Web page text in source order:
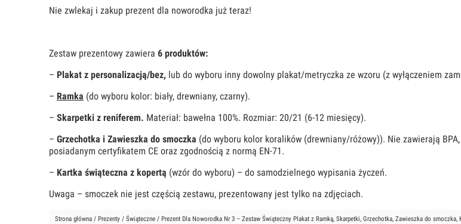
Nie zwlekaj i zakup prezent dla noworodka już teraz!
Zestaw prezentowy zawiera 6 produktów:
– Plakat z personalizacją/bez, lub do wyboru inny dowolny plakat/metryczka ze wzoru (z wyłączeniem
– Ramka (do wyboru kolor: biały, drewniany, czarny).
– Skarpetki z reniferem. Materiał: bawełna 100%. Rozmiar: 20/21 (6-12 miesięcy).
– Grzechotka i Zawieszka do smoczka (do wyboru kolor koralików (drewniany/różowy)). Nie zawierają
posiadanym certyfikatem CE oraz zgodnością z normą EN-71.
– Kartka świąteczna z kopertą (wzór do wyboru) – do samodzielnego wypisania życzeń.
Uwaga – smoczek nie jest częścią zestawu, prezentowany jest tylko na zdjęciach.
Strona główna / Prezenty / Świąteczne / Prezent Dla Noworodka Nr 3 – Zestaw Świąteczny Plakat z Ramką, Skarpetki, Grzechotka, Zawieszka do smoczka,